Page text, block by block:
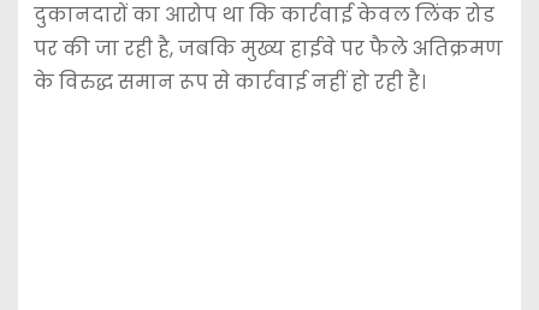
दुकानदारों का आरोप था कि कार्रवाई केवल लिंक रोड
पर की जा रही है, जबकि मुख्य हाईवे पर फैले अतिक्रमण
के विरुद्ध समान रूप से कार्रवाई नहीं हो रही है।